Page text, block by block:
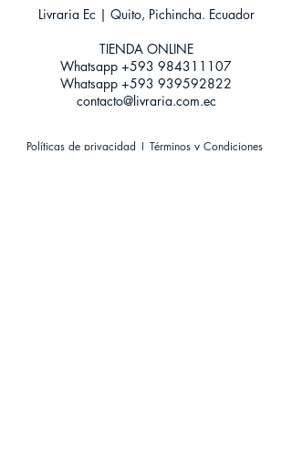
Categoría: Novela Romántica -
Tamaño: Grande
Livraria Ec | Quito, Pichincha. Ecuador
TIENDA ONLINE​
Whatsapp +593 984311107
Whatsapp +593 939592822
contacto@livraria.com.ec
Políticas de privacidad | Términos y Condiciones